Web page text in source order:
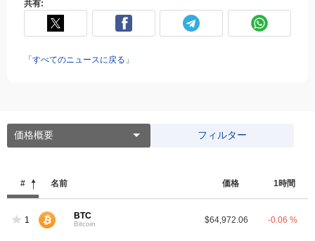
共有:
「すべてのニュースに戻る」
価格概要 フィルター
# 名前 価格 1時間
1 BTC
Bitcoin $64,972.06 -0.06 %